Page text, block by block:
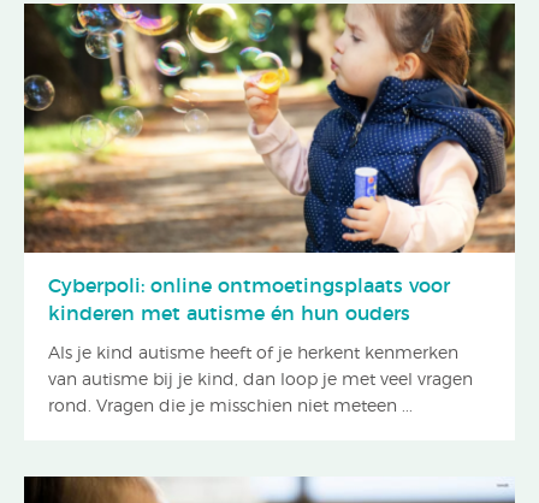
Cyberpoli: online ontmoetingsplaats voor
kinderen met autisme én hun ouders
Als je kind autisme heeft of je herkent kenmerken
van autisme bij je kind, dan loop je met veel vragen
rond. Vragen die je misschien niet meteen ...